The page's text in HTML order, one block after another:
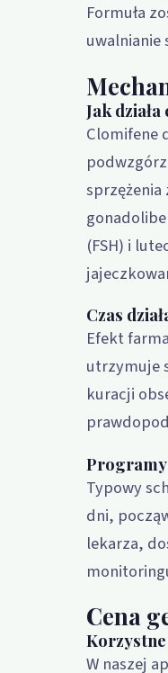
Formuła
Jak
Clomifene
(FSH) i
Czas
Efekt
utrzymuje
kuracji
Typowy
dni,
lekarza,
Cena
W naszej